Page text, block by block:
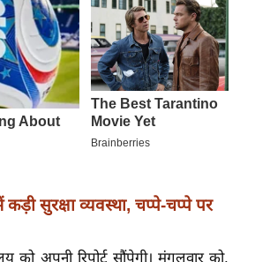
सुरक्षा व्यवस्था, चप्पे-चप्पे पर
को अपनी रिपोर्ट सौंपेगी। मंगलवार को,